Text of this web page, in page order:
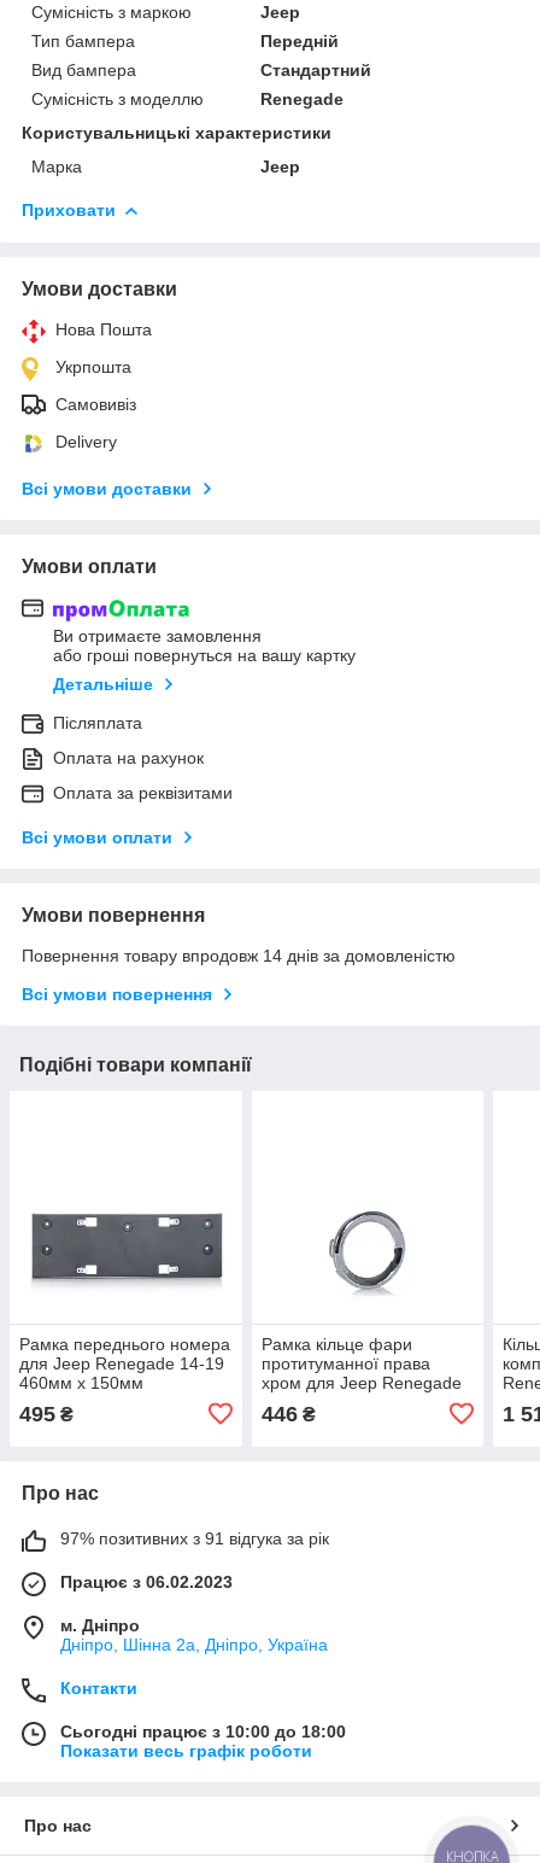
Сумісність з маркою
Jeep
Тип бампера
Передній
Вид бампера
Стандартний
Сумісність з моделлю
Renegade
Користувальницькі характеристики
Марка
Jeep
Приховати
Умови доставки
Нова Пошта
Укрпошта
Самовивіз
Delivery
Всі умови доставки
Умови оплати
Ви отримаєте замовлення
або гроші повернуться на вашу картку
Детальніше
Післяплата
Оплата на рахунок
Оплата за реквізитами
Всі умови оплати
Умови повернення
Повернення товару впродовж 14 днів за домовленістю
Всі умови повернення
Подібні товари компанії
Рамка переднього номера
для Jeep Renegade 14-19
460мм х 150мм
495 ₴
Рамка кільце фари
протитуманної права
хром для Jeep Renegade
446₴ 1
Про нас
97% позитивних з 91 відгука за рік
Працює з 06.02.2023
м. Дніпро
Дніпро, Шінна 2а, Дніпро, Україна
Контакти
Сьогодні працює з 10:00 до 18:00
Показати весь графік роботи
Про нас
КНОПКА